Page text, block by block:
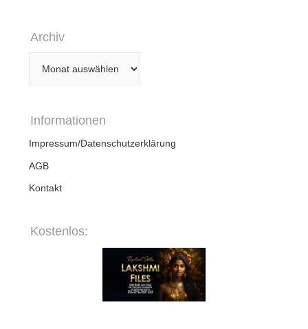
Archiv
Informationen
Impressum/Datenschutzerklärung
AGB
Kontakt
Kostenlos: